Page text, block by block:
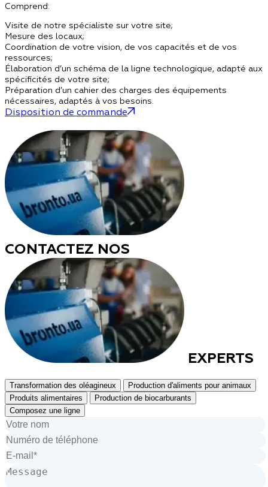
Comprend:
Visite de notre spécialiste sur votre site;
Mesure des locaux;
Coordination de votre vision, de vos capacités et de vos
ressources;
Élaboration d’un schéma de la ligne technologique, adapté aux
spécificités de votre site;
Préparation d’un cahier des charges des équipements
nécessaires, adaptés à vos besoins.
Disposition de commande
CONTACTEZ NOS
EXPERTS
Transformation des oléagineux
Production d'aliments pour animaux
Produits alimentaires
Production de biocarburants
Composez une ligne